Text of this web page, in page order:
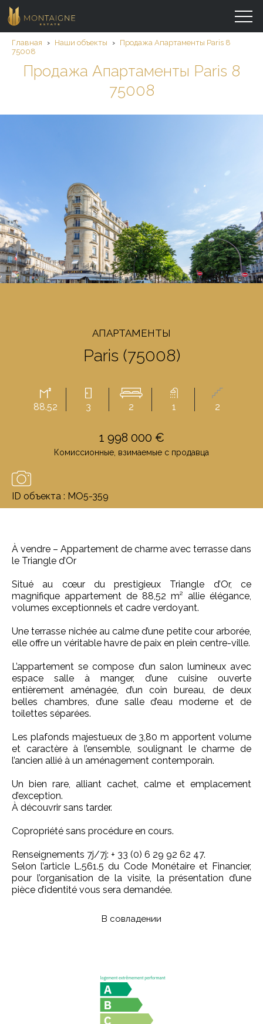
AПАРТАМЕНТЫ
Paris (75008)
88.52 3 2 1 2
1 998 000 €
Комиссионные, взимаемые с продавца
ID объекта : MO5-359
Главная › Наши объекты › Продажа Aпартаменты Paris 8
75008
Продажа Aпартаменты Paris 8
75008
À vendre – Appartement de charme avec terrasse dans
le Triangle d’Or
Situé au cœur du prestigieux Triangle d’Or, ce
magnifique appartement de 88,52 m² allie élégance,
volumes exceptionnels et cadre verdoyant.
Une terrasse nichée au calme d’une petite cour arborée,
elle offre un véritable havre de paix en plein centre-ville.
L’appartement se compose d’un salon lumineux avec
espace salle à manger, d’une cuisine ouverte
entièrement aménagée, d’un coin bureau, de deux
belles chambres, d’une salle d’eau moderne et de
toilettes séparées.
Les plafonds majestueux de 3,80 m apportent volume
et caractère à l’ensemble, soulignant le charme de
l’ancien allié à un aménagement contemporain.
Un bien rare, alliant cachet, calme et emplacement
d’exception.
À découvrir sans tarder.
Copropriété sans procédure en cours.
Renseignements 7j/7j: + 33 (0) 6 29 92 62 47.
Selon l’article L.561.5 du Code Monétaire et Financier,
pour l’organisation de la visite, la présentation d’une
pièce d’identité vous sera demandée.
В совладении